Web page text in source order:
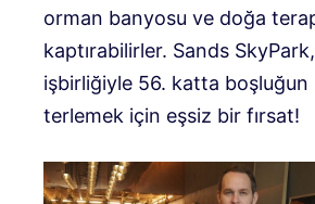
orman banyosu ve doğa
kaptırabilirler. Sands
işbirliğiyle 56. katta boşluğun
terlemek için eşsiz bir fırsat!